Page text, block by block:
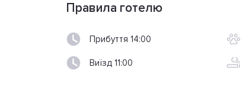
Правила готелю
Прибуття 14:00
Виїзд 11:00